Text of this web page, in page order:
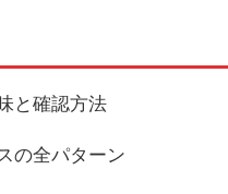
と確認方法
の全パターン